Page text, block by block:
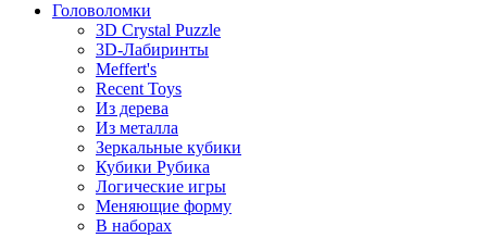
Головоломки
3D Crystal Puzzle
3D-Лабиринты
Meffert's
Recent Toys
Из дерева
Из металла
Зеркальные кубики
Кубики Рубика
Логические игры
Меняющие форму
В наборах